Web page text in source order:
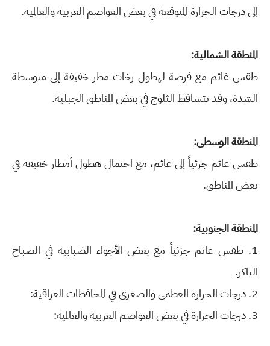
إلى درجات الحرارة المتوقعة في بعض العواصم العربية والعالمية.
المنطقة الشمالية:
طقس غائم مع فرصة لهطول زخات مطر خفيفة إلى متوسطة
الشدة، وقد تتساقط الثلوج في بعض المناطق الجبلية.
المنطقة الوسطى:
طقس غائم جزئياً إلى غائم، مع احتمال هطول أمطار خفيفة في
بعض المناطق.
المنطقة الجنوبية:
1. طقس غائم جزئياً مع بعض الأجواء الضبابية في الصباح
الباكر.
2. درجات الحرارة العظمى والصغرى في المحافظات العراقية:
3. درجات الحرارة في بعض العواصم العربية والعالمية: